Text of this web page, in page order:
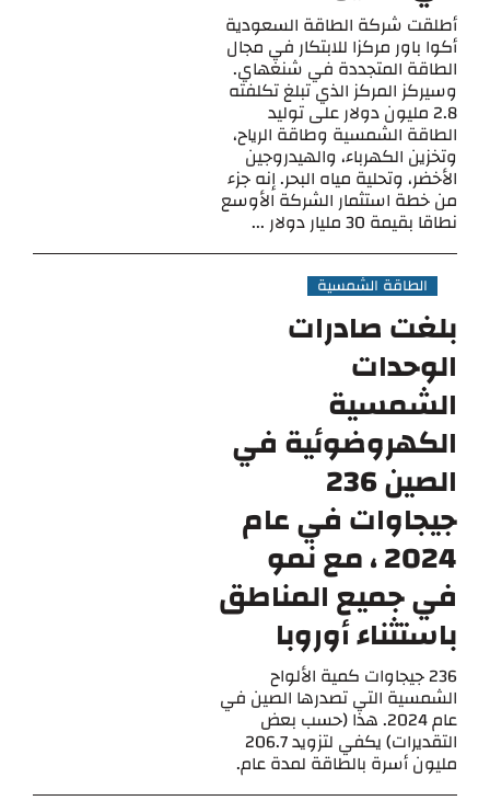
أطلقت شركة الطاقة السعودية
أكوا باور مركزا للابتكار في مجال
الطاقة المتجددة في شنغهاي.
وسيركز المركز الذي تبلغ تكلفته
2.8 مليون دولار على توليد
الطاقة الشمسية وطاقة الرياح،
وتخزين الكهرباء، والهيدروجين
الأخضر، وتحلية مياه البحر. إنه جزء
من خطة استثمار الشركة الأوسع
نطاقا بقيمة 30 مليار دولار ...
الطاقة الشمسية
بلغت صادرات
الوحدات
الشمسية
الكهروضوئية في
الصين 236
جيجاوات في عام
2024 ، مع نمو
في جميع المناطق
باستثناء أوروبا
236 جيجاوات كمية الألواح
الشمسية التي تصدرها الصين في
عام 2024. هذا (حسب بعض
التقديرات) يكفي لتزويد 206.7
مليون أسرة بالطاقة لمدة عام.